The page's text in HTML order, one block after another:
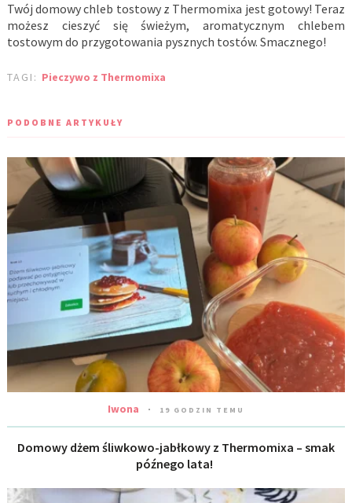
Twój domowy chleb tostowy z Thermomixa jest gotowy! Teraz
możesz cieszyć się świeżym, aromatycznym chlebem
tostowym do przygotowania pysznych tostów. Smacznego!
TAGI: Pieczywo z Thermomixa
PODOBNE ARTYKUŁY
Iwona 19 GODZIN TEMU
Domowy dżem śliwkowo-jabłkowy z Thermomixa – smak
późnego lata!